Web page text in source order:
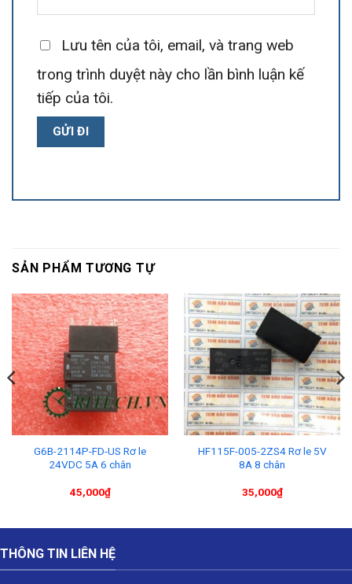
Lưu tên của tôi, email, và trang web
trong trình duyệt này cho lần bình luận kế
tiếp của tôi.
SẢN PHẨM TƯƠNG TỰ
G6B-2114P-FD-US Rơ le
24VDC 5A 6 chân
45,000₫
HF115F-005-2ZS4 Rơ le 5V
8A 8 chân
35,000₫
THÔNG TIN LIÊN HỆ